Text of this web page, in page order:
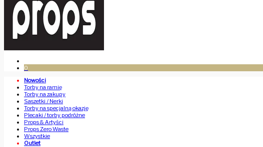
0
Nowości
Torby na ramię
Torby na zakupy
Saszetki / Nerki
Torby na specjalną okazję
Plecaki / torby podróżne
Props & Artyści
Props Zero Waste
Wszystkie
Outlet